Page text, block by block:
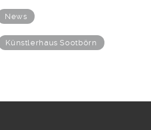
News
Künstlerhaus Sootbörn